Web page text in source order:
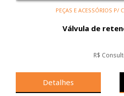
PEÇAS E ACESSÓRIOS P/
Válvula de
R$
Detalhes